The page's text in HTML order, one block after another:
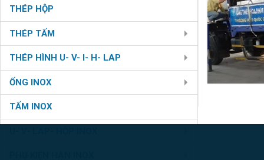
THÉP HỘP
THÉP TẤM
THÉP HÌNH U- V- I- H- LAP
ỐNG INOX
TẤM INOX